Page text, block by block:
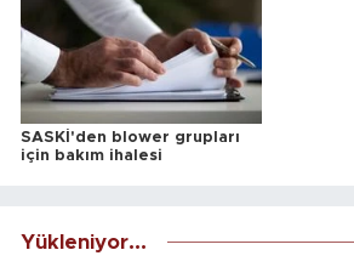
SASKİ'den blower grupları
için bakım ihalesi
Yükleniyor...